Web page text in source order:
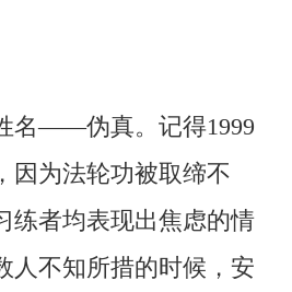
——伪真。记得1999
因为法轮功被取缔不
练者均表现出焦虑的情
人不知所措的时候，安